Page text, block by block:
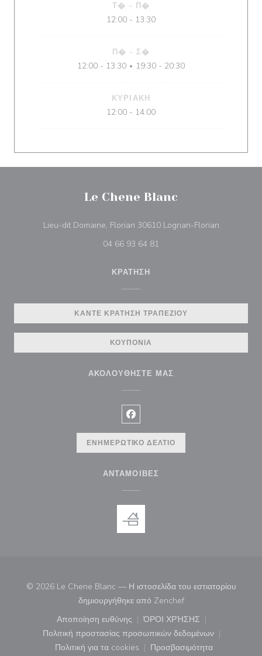
Τ� - Π�
12:00 - 13:30
Π� - Σ�
12:00 - 13:30 • 19:30 - 20:30
ΚΥΡΙΑΚΉ
12:00 - 14:00
Le Chene Blanc
Lieu-dit Domaine, Florian 30610 Logrian-Florian((ανοίγει
04 66 93 64 81
ΚΡΆΤΗΣΗ
ΚΆΝΤΕ ΚΡΆΤΗΣΗ ΤΡΑΠΕΖΙΟΎ
ΚΟΥΠΌΝΙΑ
ΑΚΟΛΟΥΘΉΣΤΕ ΜΑΣ
Facebook ((ανοίγει σε νέο
ΕΝΗΜΕΡΩΤΙΚΌ ΔΕΛΤΊΟ
ΑΝΤΑΜΟΙΒΈΣ
© 2026 Le Chene Blanc — Η ιστοσελίδα του εστιατορίου
δημιουργήθηκε από Zenchef((ανοίγει σε νέο
Αποποίηση ευθύνης
((ανοίγει σε νέο παράθυρο))
ΌΡΟΙ ΧΡΉΣΗΣ
((ανοίγει σε νέο
Πολιτική προστασίας προσωπικών δεδομένων
((ανοίγει σε νέο παράθυρο))
Πολιτική για τα cookies
((ανοίγει σε νέο παράθυρο))
Προσβασιμότητα
((ανοίγει σε νέο